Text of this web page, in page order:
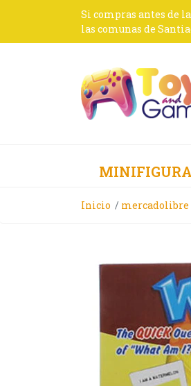
Si compras antes de
las comunas de
Inicio mercadolibre